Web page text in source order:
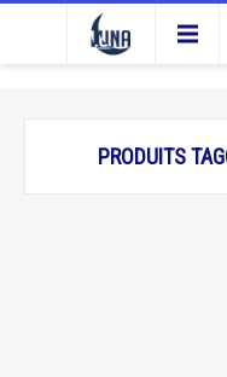
PRODUITS